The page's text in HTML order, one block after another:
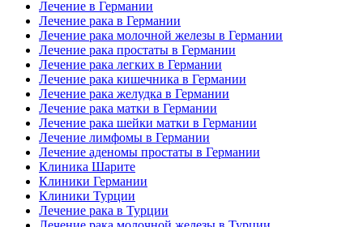
Лечение в Германии
Лечение рака в Германии
Лечение рака молочной железы в Германии
Лечение рака простаты в Германии
Лечение рака легких в Германии
Лечение рака кишечника в Германии
Лечение рака желудка в Германии
Лечение рака матки в Германии
Лечение рака шейки матки в Германии
Лечение лимфомы в Германии
Лечение аденомы простаты в Германии
Клиника Шарите
Клиники Германии
Клиники Турции
Лечение рака в Турции